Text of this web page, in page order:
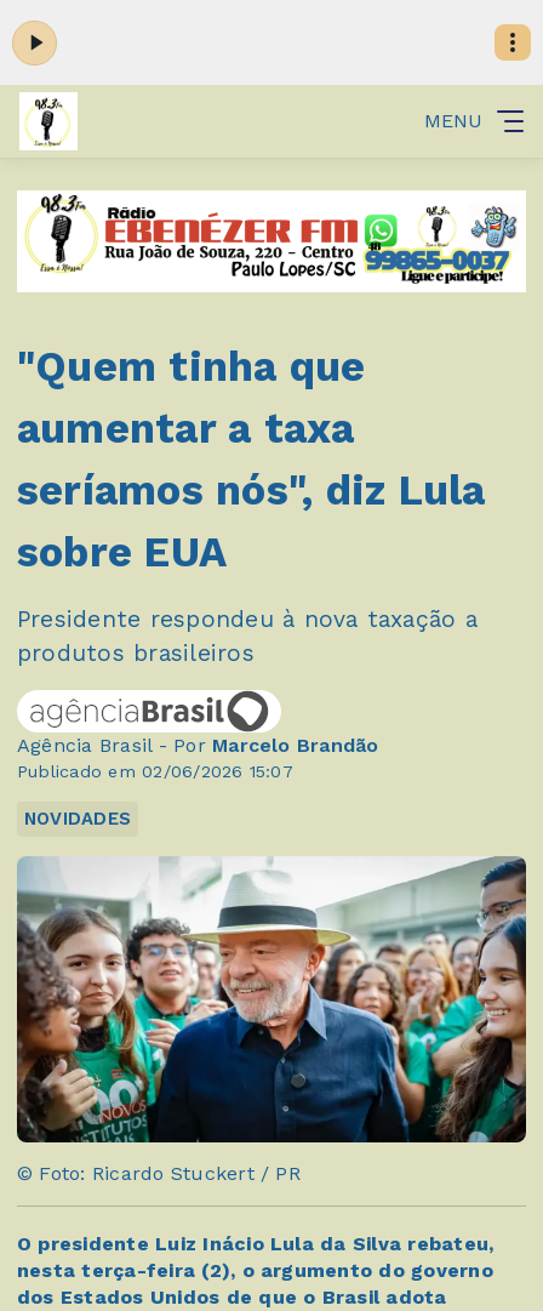
MENU
"Quem tinha que
aumentar a taxa
seríamos nós", diz Lula
sobre EUA
Presidente respondeu à nova taxação a
produtos brasileiros
Agência Brasil - Por Marcelo Brandão
Publicado em 02/06/2026 15:07
NOVIDADES
© Foto: Ricardo Stuckert / PR
O presidente Luiz Inácio Lula da Silva rebateu,
nesta terça-feira (2), o argumento do governo
dos Estados Unidos de que o Brasil adota